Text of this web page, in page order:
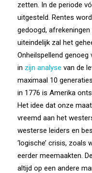
zetten. In de periode
uitgesteld. Rentes
gedoogd,
uiteindelijk zal het
Onheilspellend
in zijn analyse van de
maximaal 10
in 1776 is Amerika
Het idee dat onze
vreemd aan het
westerse leiders en
‘logische’ crisis, zoals
eerder meemaakten.
altijd op een andere